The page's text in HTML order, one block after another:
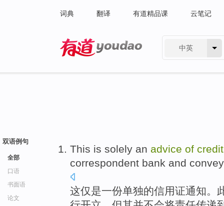
词典 翻译 有道精品课 云笔记
中英
双语例句
全部
口语
书面语
论文
This is solely an advice of credit
correspondent bank and
这仅是一份单独的信用证通知。